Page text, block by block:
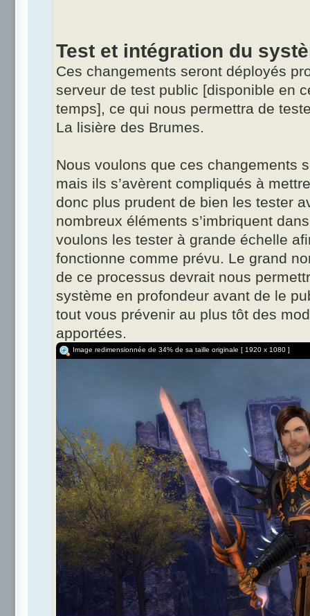
Test et intégration du
Ces changements seront déployés
serveur de test public [disponible en
temps], ce qui nous permettra de
La lisière des Brumes.
Nous voulons que ces changements
mais ils s’avèrent compliqués à
donc plus prudent de bien les tester
nombreux éléments s’imbriquent
voulons les tester à grande échelle
fonctionne comme prévu. Le grand
de ce processus devrait nous
système en profondeur avant de le
tout vous prévenir au plus tôt des
apportées.
Image redimensionnée de 34% de sa taille originale [ 1920 x 1080 ]